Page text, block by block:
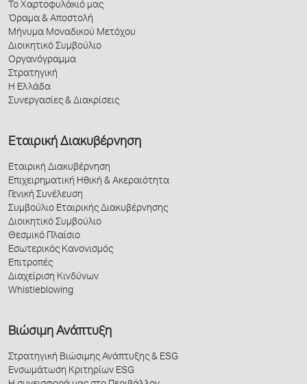
Το Χαρτοφυλάκιό μας
Όραμα & Αποστολή
Μήνυμα Μοναδικού Μετόχου
Διοικητικό Συμβούλιο
Οργανόγραμμα
Στρατηγική
Η Ελλάδα
Συνεργασίες & Διακρίσεις
Εταιρική Διακυβέρνηση
Εταιρική Διακυβέρνηση
Επιχειρηματική Ηθική & Ακεραιότητα
Γενική Συνέλευση
Συμβούλιο Εταιρικής Διακυβέρνησης
Διοικητικό Συμβούλιο
Θεσμικό Πλαίσιο
Εσωτερικός Κανονισμός
Επιτροπές
Διαχείριση Κινδύνων
Whistleblowing
Βιώσιμη Ανάπτυξη
Στρατηγική Βιώσιμης Ανάπτυξης & ESG
Ενσωμάτωση Κριτηρίων ESG